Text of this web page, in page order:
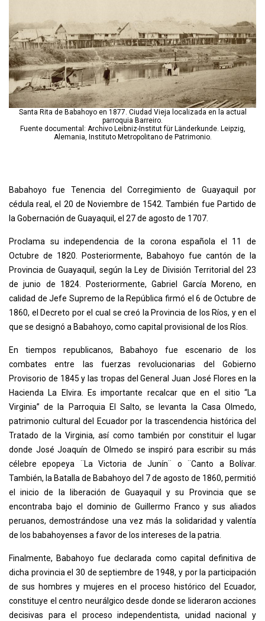
Santa Rita de Babahoyo en 1877. Ciudad Vieja localizada en la actual
parroquia Barreiro.
Fuente documental: Archivo Leibniz-Institut für Länderkunde. Leipzig,
Alemania, Instituto Metropolitano de Patrimonio.
Babahoyo fue Tenencia del Corregimiento de Guayaquil por
cédula real, el 20 de Noviembre de 1542. También fue Partido de
la Gobernación de Guayaquil, el 27 de agosto de 1707.
Proclama su independencia de la corona española el 11 de
Octubre de 1820. Posteriormente, Babahoyo fue cantón de la
Provincia de Guayaquil, según la Ley de División Territorial del 23
de junio de 1824. Posteriormente, Gabriel García Moreno, en
calidad de Jefe Supremo de la República firmó el 6 de Octubre de
1860, el Decreto por el cual se creó la Provincia de los Ríos, y en el
que se designó a Babahoyo, como capital provisional de los Ríos.
En tiempos republicanos, Babahoyo fue escenario de los
combates entre las fuerzas revolucionarias del Gobierno
Provisorio de 1845 y las tropas del General Juan José Flores en la
Hacienda La Elvira. Es importante recalcar que en el sitio “La
Virginia” de la Parroquia El Salto, se levanta la Casa Olmedo,
patrimonio cultural del Ecuador por la trascendencia histórica del
Tratado de la Virginia, así como también por constituir el lugar
donde José Joaquín de Olmedo se inspiró para escribir su más
célebre epopeya ¨La Victoria de Junín¨ o ¨Canto a Bolívar.
También, la Batalla de Babahoyo del 7 de agosto de 1860, permitió
el inicio de la liberación de Guayaquil y su Provincia que se
encontraba bajo el dominio de Guillermo Franco y sus aliados
peruanos, demostrándose una vez más la solidaridad y valentía
de los babahoyenses a favor de los intereses de la patria.
Finalmente, Babahoyo fue declarada como capital definitiva de
dicha provincia el 30 de septiembre de 1948, y por la participación
de sus hombres y mujeres en el proceso histórico del Ecuador,
constituye el centro neurálgico desde donde se lideraron acciones
decisivas para el proceso independentista, unidad nacional y